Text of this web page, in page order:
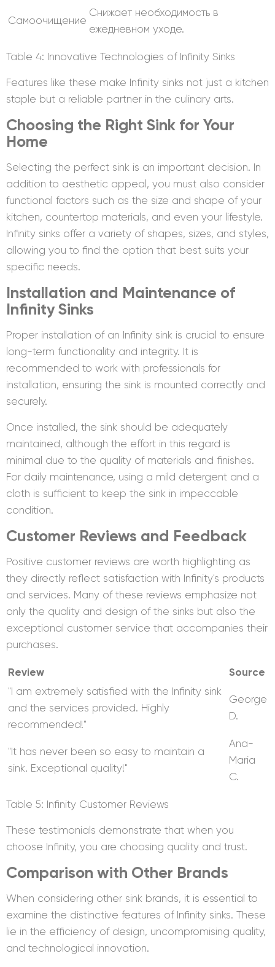
Самоочищение
Снижает необходимость в
ежедневном уходе.
Table 4: Innovative Technologies of Infinity Sinks
Features like these make Infinity sinks not just a kitchen
staple but a reliable partner in the culinary arts.
Choosing the Right Sink for Your
Home
Selecting the perfect sink is an important decision. In
addition to aesthetic appeal, you must also consider
functional factors such as the size and shape of your
kitchen, countertop materials, and even your lifestyle.
Infinity sinks offer a variety of shapes, sizes, and styles,
allowing you to find the option that best suits your
specific needs.
Installation and Maintenance of
Infinity Sinks
Proper installation of an Infinity sink is crucial to ensure
long-term functionality and integrity. It is
recommended to work with professionals for
installation, ensuring the sink is mounted correctly and
securely.
Once installed, the sink should be adequately
maintained, although the effort in this regard is
minimal due to the quality of materials and finishes.
For daily maintenance, using a mild detergent and a
cloth is sufficient to keep the sink in impeccable
condition.
Customer Reviews and Feedback
Positive customer reviews are worth highlighting as
they directly reflect satisfaction with Infinity's products
and services. Many of these reviews emphasize not
only the quality and design of the sinks but also the
exceptional customer service that accompanies their
purchases.
Review
Source
"I am extremely satisfied with the Infinity sink
and the services provided. Highly
recommended!"
George
D.
"It has never been so easy to maintain a
sink. Exceptional quality!"
Ana-
Maria
C.
Table 5: Infinity Customer Reviews
These testimonials demonstrate that when you
choose Infinity, you are choosing quality and trust.
Comparison with Other Brands
When considering other sink brands, it is essential to
examine the distinctive features of Infinity sinks. These
lie in the efficiency of design, uncompromising quality,
and technological innovation.